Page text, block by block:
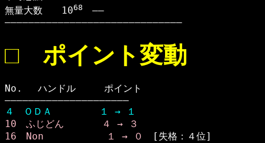
無量大数　　1068
――
――――――――――――――――――――――――――――――
□ ポイント変動
No. 　ハンドル　　　ポイント
４　ＯＤＡ　　　　　１ → １
10　ふじどん　　　　４ → ３
16　Non 　　　　　　１ → ０